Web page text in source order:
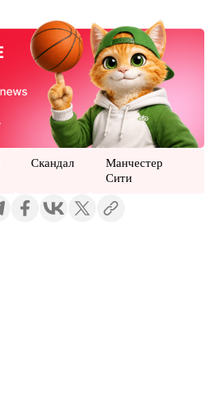
Скандал
Манчестер
Сити